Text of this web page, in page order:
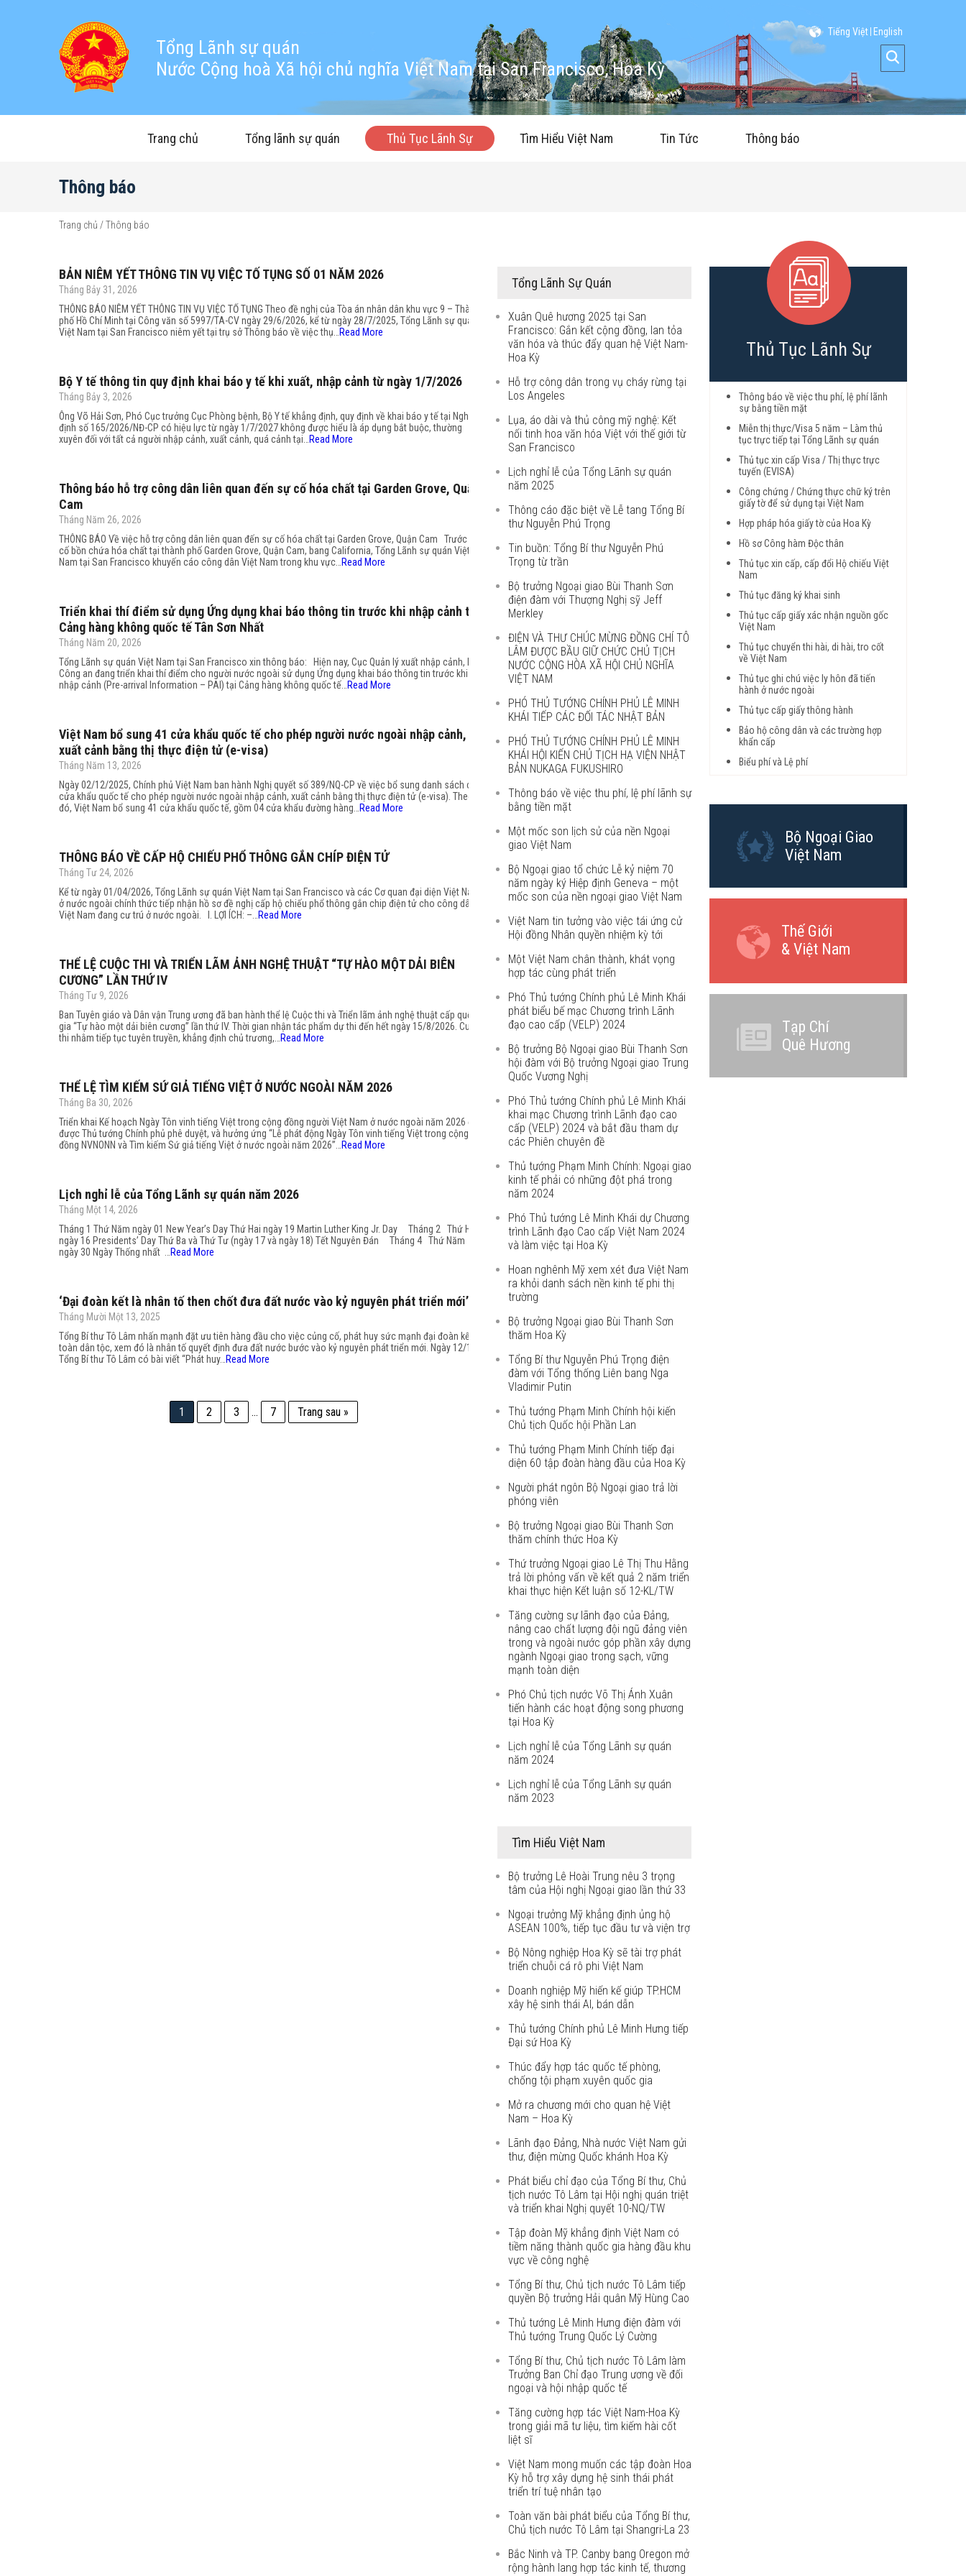
Tổng Lãnh sự quán
Nước Cộng hoà Xã hội chủ nghĩa Việt Nam tại San Francisco, Hoa Kỳ
Tiếng Việt English
Trang chủ Tổng lãnh sự quán Thủ Tục Lãnh Sự Tìm Hiểu Việt Nam Tin Tức Thông báo
Thông báo
Trang chủ /Thông báo
BẢN NIÊM YẾT THÔNG TIN VỤ VIỆC TỐ TỤNG SỐ 01 NĂM 2026
Tháng Bảy 31, 2026
THÔNG BÁO NIÊM YẾT THÔNG TIN VỤ VIỆC TỐ TỤNG Theo đề nghị của Tòa án nhân dân khu vực 9 – Thành
phố Hồ Chí Minh tại Công văn số 5997/TA-CV ngày 29/6/2026, kể từ ngày 28/7/2025, Tổng Lãnh sự quán
Việt Nam tại San Francisco niêm yết tại trụ sở Thông báo về việc thụ…
Read More
Bộ Y tế thông tin quy định khai báo y tế khi xuất, nhập cảnh từ ngày 1/7/2026
Tháng Bảy 3, 2026
Ông Võ Hải Sơn, Phó Cục trưởng Cục Phòng bệnh, Bộ Y tế khẳng định, quy định về khai báo y tế tại Nghị
định số 165/2026/NĐ-CP có hiệu lực từ ngày 1/7/2027 không được hiểu là áp dụng bắt buộc, thường
xuyên đối với tất cả người nhập cảnh, xuất cảnh, quá cảnh tại…
Read More
Thông báo hỗ trợ công dân liên quan đến sự cố hóa chất tại Garden Grove, Quận
Cam
Tháng Năm 26, 2026
THÔNG BÁO Về việc hỗ trợ công dân liên quan đến sự cố hóa chất tại Garden Grove, Quận Cam Trước sự
cố bồn chứa hóa chất tại thành phố Garden Grove, Quận Cam, bang California, Tổng Lãnh sự quán Việt
Nam tại San Francisco khuyến cáo công dân Việt Nam trong khu vực…
Read More
Triển khai thí điểm sử dụng Ứng dụng khai báo thông tin trước khi nhập cảnh tại
Cảng hàng không quốc tế Tân Sơn Nhất
Tháng Năm 20, 2026
Tổng Lãnh sự quán Việt Nam tại San Francisco xin thông báo: Hiện nay, Cục Quản lý xuất nhập cảnh, Bộ
Công an đang triển khai thí điểm cho người nước ngoài sử dụng Ứng dụng khai báo thông tin trước khi
nhập cảnh (Pre-arrival Information – PAI) tại Cảng hàng không quốc tế…
Read More
Việt Nam bổ sung 41 cửa khẩu quốc tế cho phép người nước ngoài nhập cảnh,
xuất cảnh bằng thị thực điện tử (e-visa)
Tháng Năm 13, 2026
Ngày 02/12/2025, Chính phủ Việt Nam ban hành Nghị quyết số 389/NQ-CP về việc bổ sung danh sách các
cửa khẩu quốc tế cho phép người nước ngoài nhập cảnh, xuất cảnh bằng thị thực điện tử (e-visa). Theo
đó, Việt Nam bổ sung 41 cửa khẩu quốc tế, gồm 04 cửa khẩu đường hàng…
Read More
THÔNG BÁO VỀ CẤP HỘ CHIẾU PHỔ THÔNG GẮN CHÍP ĐIỆN TỬ
Tháng Tư 24, 2026
Kể từ ngày 01/04/2026, Tổng Lãnh sự quán Việt Nam tại San Francisco và các Cơ quan đại diện Việt Nam
ở nước ngoài chính thức tiếp nhận hồ sơ đề nghị cấp hộ chiếu phổ thông gắn chip điện tử cho công dân
Việt Nam đang cư trú ở nước ngoài. I. LỢI ÍCH: –…
Read More
THỂ LỆ CUỘC THI VÀ TRIỂN LÃM ẢNH NGHỆ THUẬT “TỰ HÀO MỘT DẢI BIÊN
CƯƠNG” LẦN THỨ IV
Tháng Tư 9, 2026
Ban Tuyên giáo và Dân vận Trung ương đã ban hành thể lệ Cuộc thi và Triển lãm ảnh nghệ thuật cấp quốc
gia “Tự hào một dải biên cương” lần thứ IV. Thời gian nhận tác phẩm dự thi đến hết ngày 15/8/2026. Cuộc
thi nhằm tiếp tục tuyên truyền, khẳng định chủ trương,…
Read More
THỂ LỆ TÌM KIẾM SỨ GIẢ TIẾNG VIỆT Ở NƯỚC NGOÀI NĂM 2026
Tháng Ba 30, 2026
Triển khai Kế hoạch Ngày Tôn vinh tiếng Việt trong cộng đồng người Việt Nam ở nước ngoài năm 2026 đã
được Thủ tướng Chính phủ phê duyệt, và hưởng ứng “Lễ phát động Ngày Tôn vinh tiếng Việt trong cộng
đồng NVNONN và Tìm kiếm Sứ giả tiếng Việt ở nước ngoài năm 2026”…
Read More
Lịch nghỉ lễ của Tổng Lãnh sự quán năm 2026
Tháng Một 14, 2026
Tháng 1 Thứ Năm ngày 01 New Year’s Day Thứ Hai ngày 19 Martin Luther King Jr. Day Tháng 2 Thứ Hai
ngày 16 Presidents’ Day Thứ Ba và Thứ Tư (ngày 17 và ngày 18) Tết Nguyên Đán Tháng 4 Thứ Năm
ngày 30 Ngày Thống nhất …
Read More
‘Đại đoàn kết là nhân tố then chốt đưa đất nước vào kỷ nguyên phát triển mới’
Tháng Mười Một 13, 2025
Tổng Bí thư Tô Lâm nhấn mạnh đặt ưu tiên hàng đầu cho việc củng cố, phát huy sức mạnh đại đoàn kết
toàn dân tộc, xem đó là nhân tố quyết định đưa đất nước bước vào kỷ nguyên phát triển mới. Ngày 12/11,
Tổng Bí thư Tô Lâm có bài viết “Phát huy… Read More
1 2 3 … 7 Trang sau »
Tổng Lãnh Sự Quán
Xuân Quê hương 2025 tại San
Francisco: Gắn kết cộng đồng, lan tỏa
văn hóa và thúc đẩy quan hệ Việt Nam-
Hoa Kỳ
Hỗ trợ công dân trong vụ cháy rừng tại
Los Angeles
Lụa, áo dài và thủ công mỹ nghệ: Kết
nối tinh hoa văn hóa Việt với thế giới từ
San Francisco
Lịch nghỉ lễ của Tổng Lãnh sự quán
năm 2025
Thông cáo đặc biệt về Lễ tang Tổng Bí
thư Nguyễn Phú Trọng
Tin buồn: Tổng Bí thư Nguyễn Phú
Trọng từ trần
Bộ trưởng Ngoại giao Bùi Thanh Sơn
điện đàm với Thượng Nghị sỹ Jeff
Merkley
ĐIỆN VÀ THƯ CHÚC MỪNG ĐỒNG CHÍ TÔ
LÂM ĐƯỢC BẦU GIỮ CHỨC CHỦ TỊCH
NƯỚC CỘNG HÒA XÃ HỘI CHỦ NGHĨA
VIỆT NAM
PHÓ THỦ TƯỚNG CHÍNH PHỦ LÊ MINH
KHÁI TIẾP CÁC ĐỐI TÁC NHẬT BẢN
PHÓ THỦ TƯỚNG CHÍNH PHỦ LÊ MINH
KHÁI HỘI KIẾN CHỦ TỊCH HẠ VIỆN NHẬT
BẢN NUKAGA FUKUSHIRO
Thông báo về việc thu phí, lệ phí lãnh sự
bằng tiền mặt
Một mốc son lịch sử của nền Ngoại
giao Việt Nam
Bộ Ngoại giao tổ chức Lễ kỷ niệm 70
năm ngày ký Hiệp định Geneva – một
mốc son của nền ngoại giao Việt Nam
Việt Nam tin tưởng vào việc tái ứng cử
Hội đồng Nhân quyền nhiệm kỳ tới
Một Việt Nam chân thành, khát vọng
hợp tác cùng phát triển
Phó Thủ tướng Chính phủ Lê Minh Khái
phát biểu bế mạc Chương trình Lãnh
đạo cao cấp (VELP) 2024
Bộ trưởng Bộ Ngoại giao Bùi Thanh Sơn
hội đàm với Bộ trưởng Ngoại giao Trung
Quốc Vương Nghị
Phó Thủ tướng Chính phủ Lê Minh Khái
khai mạc Chương trình Lãnh đạo cao
cấp (VELP) 2024 và bắt đầu tham dự
các Phiên chuyên đề
Thủ tướng Phạm Minh Chính: Ngoại giao
kinh tế phải có những đột phá trong
năm 2024
Phó Thủ tướng Lê Minh Khái dự Chương
trình Lãnh đạo Cao cấp Việt Nam 2024
và làm việc tại Hoa Kỳ
Hoan nghênh Mỹ xem xét đưa Việt Nam
ra khỏi danh sách nền kinh tế phi thị
trường
Bộ trưởng Ngoại giao Bùi Thanh Sơn
thăm Hoa Kỳ
Tổng Bí thư Nguyễn Phú Trọng điện
đàm với Tổng thống Liên bang Nga
Vladimir Putin
Thủ tướng Phạm Minh Chính hội kiến
Chủ tịch Quốc hội Phần Lan
Thủ tướng Phạm Minh Chính tiếp đại
diện 60 tập đoàn hàng đầu của Hoa Kỳ
Người phát ngôn Bộ Ngoại giao trả lời
phóng viên
Bộ trưởng Ngoại giao Bùi Thanh Sơn
thăm chính thức Hoa Kỳ
Thứ trưởng Ngoại giao Lê Thị Thu Hằng
trả lời phỏng vấn về kết quả 2 năm triển
khai thực hiện Kết luận số 12-KL/TW
Tăng cường sự lãnh đạo của Đảng,
nâng cao chất lượng đội ngũ đảng viên
trong và ngoài nước góp phần xây dựng
ngành Ngoại giao trong sạch, vững
mạnh toàn diện
Phó Chủ tịch nước Võ Thị Ánh Xuân
tiến hành các hoạt động song phương
tại Hoa Kỳ
Lịch nghỉ lễ của Tổng Lãnh sự quán
năm 2024
Lịch nghỉ lễ của Tổng Lãnh sự quán
năm 2023
Tìm Hiểu Việt Nam
Bộ trưởng Lê Hoài Trung nêu 3 trọng
tâm của Hội nghị Ngoại giao lần thứ 33
Ngoại trưởng Mỹ khẳng định ủng hộ
ASEAN 100%, tiếp tục đầu tư và viện trợ
Bộ Nông nghiệp Hoa Kỳ sẽ tài trợ phát
triển chuỗi cá rô phi Việt Nam
Doanh nghiệp Mỹ hiến kế giúp TP.HCM
xây hệ sinh thái AI, bán dẫn
Thủ tướng Chính phủ Lê Minh Hưng tiếp
Đại sứ Hoa Kỳ
Thúc đẩy hợp tác quốc tế phòng,
chống tội phạm xuyên quốc gia
Mở ra chương mới cho quan hệ Việt
Nam – Hoa Kỳ
Lãnh đạo Đảng, Nhà nước Việt Nam gửi
thư, điện mừng Quốc khánh Hoa Kỳ
Phát biểu chỉ đạo của Tổng Bí thư, Chủ
tịch nước Tô Lâm tại Hội nghị quán triệt
và triển khai Nghị quyết 10-NQ/TW
Tập đoàn Mỹ khẳng định Việt Nam có
tiềm năng thành quốc gia hàng đầu khu
vực về công nghệ
Tổng Bí thư, Chủ tịch nước Tô Lâm tiếp
quyền Bộ trưởng Hải quân Mỹ Hùng Cao
Thủ tướng Lê Minh Hưng điện đàm với
Thủ tướng Trung Quốc Lý Cường
Tổng Bí thư, Chủ tịch nước Tô Lâm làm
Trưởng Ban Chỉ đạo Trung ương về đối
ngoại và hội nhập quốc tế
Tăng cường hợp tác Việt Nam-Hoa Kỳ
trong giải mã tư liệu, tìm kiếm hài cốt
liệt sĩ
Việt Nam mong muốn các tập đoàn Hoa
Kỳ hỗ trợ xây dựng hệ sinh thái phát
triển trí tuệ nhân tạo
Toàn văn bài phát biểu của Tổng Bí thư,
Chủ tịch nước Tô Lâm tại Shangri-La 23
Bắc Ninh và TP. Canby bang Oregon mở
rộng hành lang hợp tác kinh tế, thương
Thủ Tục Lãnh Sự
Thông báo về việc thu phí, lệ phí lãnh
sự bằng tiền mặt
Miễn thị thực/Visa 5 năm – Làm thủ
tục trực tiếp tại Tổng Lãnh sự quán
Thủ tục xin cấp Visa / Thị thực trực
tuyến (EVISA)
Công chứng / Chứng thực chữ ký trên
giấy tờ để sử dụng tại Việt Nam
Hợp pháp hóa giấy tờ của Hoa Kỳ
Hồ sơ Công hàm Độc thân
Thủ tục xin cấp, cấp đổi Hộ chiếu Việt
Nam
Thủ tục đăng ký khai sinh
Thủ tục cấp giấy xác nhận nguồn gốc
Việt Nam
Thủ tục chuyển thi hài, di hài, tro cốt
về Việt Nam
Thủ tục ghi chú việc ly hôn đã tiến
hành ở nước ngoài
Thủ tục cấp giấy thông hành
Bảo hộ công dân và các trường hợp
khẩn cấp
Biểu phí và Lệ phí
Bộ Ngoại Giao
Việt Nam
Thế Giới
& Việt Nam
Tạp Chí
Quê Hương